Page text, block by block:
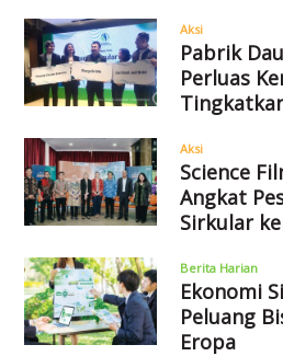
Aksi
Pabrik
Perluas
Aksi
Science
Angkat
Sirkular
Berita Harian
Ekonomi
Peluang
Eropa